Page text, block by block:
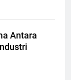
Antara